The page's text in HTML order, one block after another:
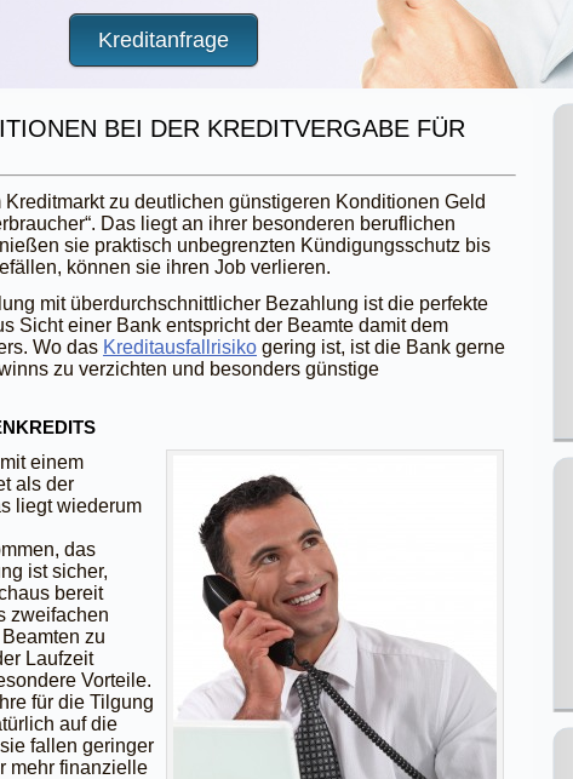
Kreditanfrage
BEI DER KREDITVERGABE FÜR
zu deutlichen günstigeren Konditionen Geld
Das liegt an ihrer besonderen beruflichen
sie praktisch unbegrenzten Kündigungsschutz bis
können sie ihren Job verlieren.
mit überdurchschnittlicher Bezahlung ist die perfekte
Sicht einer Bank entspricht der Beamte damit dem
Wo das Kreditausfallrisiko gering ist, ist die Bank gerne
zu verzichten und besonders günstige
einem
als der
liegt wiederum
das
ist sicher,
bereit
zweifachen
zu
Laufzeit
Vorteile.
für die Tilgung
auf die
fallen geringer
mehr finanzielle